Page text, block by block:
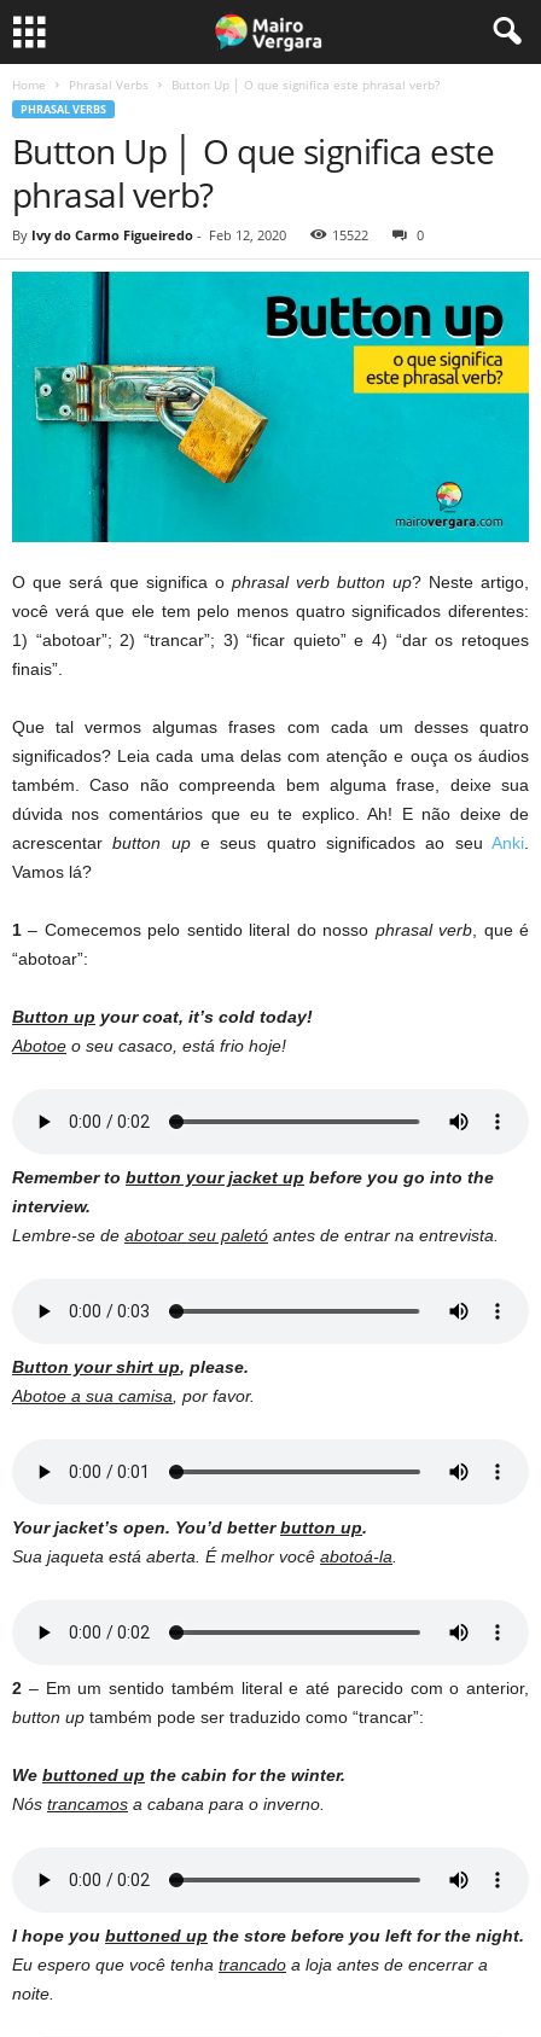
Home Phrasal Verbs Button Up │ O que significa este phrasal verb?
PHRASAL VERBS
Button Up │ O que significa este
phrasal verb?
By Ivy do Carmo Figueiredo - Feb 12, 2020 15522 0
O que será que significa o phrasal verb button up? Neste artigo,
você verá que ele tem pelo menos quatro significados diferentes:
1) “abotoar”; 2) “trancar”; 3) “ficar quieto” e 4) “dar os retoques
finais”.
Que tal vermos algumas frases com cada um desses quatro
significados? Leia cada uma delas com atenção e ouça os áudios
também. Caso não compreenda bem alguma frase, deixe sua
dúvida nos comentários que eu te explico. Ah! E não deixe de
acrescentarbutton upe seus quatro significados ao seuAnki
Vamos lá?
1– Comecemos pelo sentido literal do nosso phrasal verb , que é
“abotoar”:
Button up your coat, it’s cold today!
Abotoe o seu casaco, está frio hoje!
Remember to button your jacket up before you go into the
interview.
Lembre-se de abotoar seu paletó antes de entrar na entrevista.
Button your shirt up, please.
Abotoe a sua camisa , por favor.
Your jacket’s open. You’d betterbutton up.
Sua jaqueta está aberta. É melhor você abotoá-la
2 – Em um sentido também literal e até parecido com o anterior,
button up também pode ser traduzido como “trancar”:
We buttoned up the cabin for the winter.
Nós trancamos a cabana para o inverno.
I hope you buttoned up the store before you left for the night.
Eu espero que você tenha trancado a loja antes de encerrar a
noite.